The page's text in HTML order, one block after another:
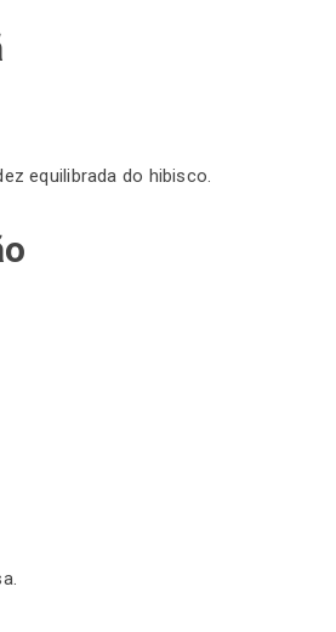
equilibrada do hibisco.